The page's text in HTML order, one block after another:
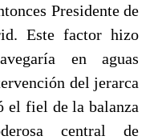
Presidente de
Este factor hizo
en aguas
del jerarca
el fiel de la balanza
central de